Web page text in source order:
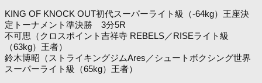
KING OF KNOCK OUT初代スーパーライト級（-64kg）王座決
定トーナメント準決勝 3分5R
不可思（クロスポイント吉祥寺 REBELS／RISEライト級
（63kg）王者）
鈴木博昭（ストライキングジムAres／シュートボクシング世界
スーパーライト級（65kg）王者）